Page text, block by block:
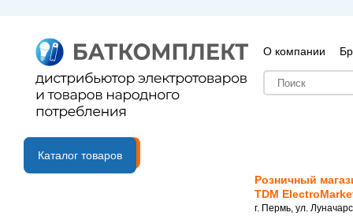
О компании
B2B портал
Каталог товаров
Розничный
TDM
г. Пермь, ул.